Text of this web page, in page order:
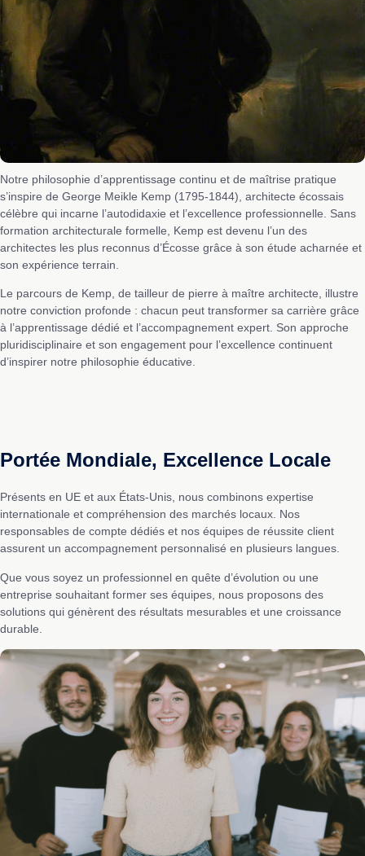
Notre philosophie d’apprentissage continu et de maîtrise pratique
s’inspire de George Meikle Kemp (1795-1844), architecte écossais
célèbre qui incarne l’autodidaxie et l’excellence professionnelle. Sans
formation architecturale formelle, Kemp est devenu l’un des
architectes les plus reconnus d’Écosse grâce à son étude acharnée et
son expérience terrain.
Le parcours de Kemp, de tailleur de pierre à maître architecte, illustre
notre conviction profonde : chacun peut transformer sa carrière grâce
à l’apprentissage dédié et l’accompagnement expert. Son approche
pluridisciplinaire et son engagement pour l’excellence continuent
d’inspirer notre philosophie éducative.
Portée Mondiale, Excellence Locale
Présents en UE et aux États-Unis, nous combinons expertise
internationale et compréhension des marchés locaux. Nos
responsables de compte dédiés et nos équipes de réussite client
assurent un accompagnement personnalisé en plusieurs langues.
Que vous soyez un professionnel en quête d’évolution ou une
entreprise souhaitant former ses équipes, nous proposons des
solutions qui génèrent des résultats mesurables et une croissance
durable.